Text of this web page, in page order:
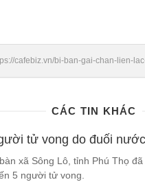
cafebiz.vn/bi-ban-gai-chan-lien-
CÁC TIN KHÁC
tử vong do đuối
xã Sông Lô, tỉnh Phú Thọ
5 người tử vong.